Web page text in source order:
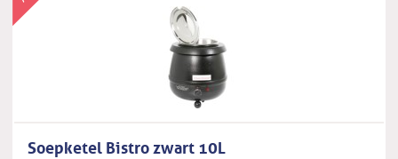
Soepketel Bistro zwart 10L